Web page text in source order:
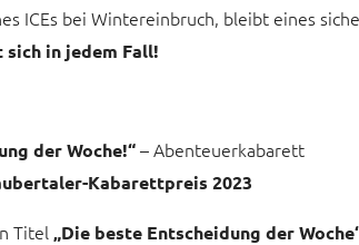
ICEs bei Wintereinbruch, bleibt eines
in jedem Fall!
der Woche!“– Abenteuerkabarett
Kabarettpreis 2023
Titel „Die beste Entscheidung der